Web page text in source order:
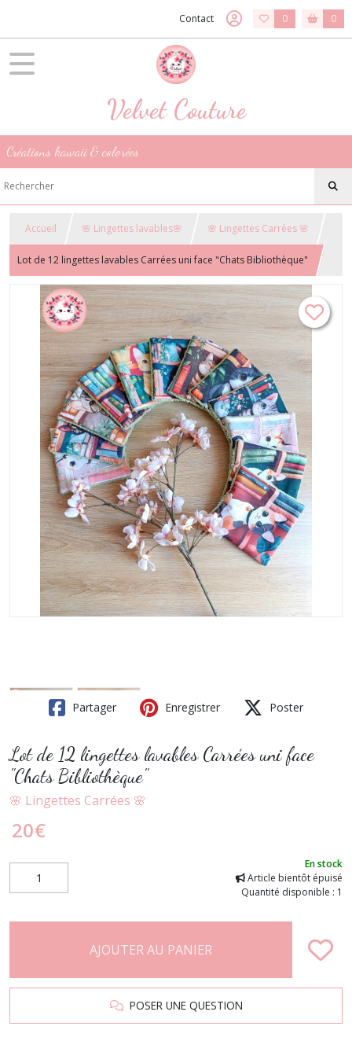
Contact 0 0
Velvet Couture
Créations kawaii & colorées
Accueil 🌸 Lingettes lavables🌸 🌸 Lingettes Carrées 🌸
Lot de 12 lingettes lavables Carrées uni face "Chats Bibliothèque"
Partager Enregistrer Poster
Lot de 12 lingettes lavables Carrées uni face
"Chats Bibliothèque"
🌸 Lingettes Carrées 🌸
20€
En stock
Article bientôt épuisé
Quantité disponible : 1
AJOUTER AU PANIER
POSER UNE QUESTION